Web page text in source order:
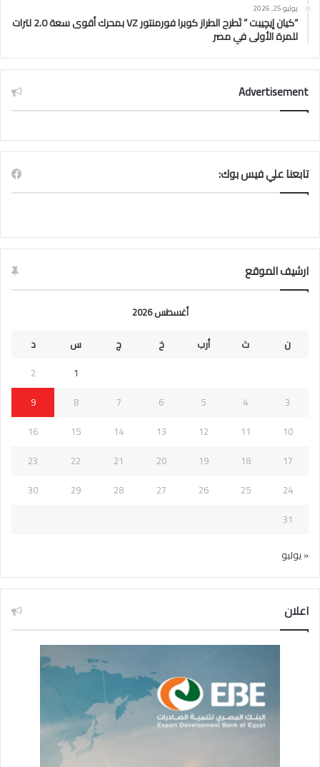
يوليو 25, 2026
“كيان إيچيبت ” تَطرح الطراز كوبرا فورمنتور VZ بمحرك أقوى سعة 2.0 لترات
للمرة الأولى في مصر
Advertisement
تابعنا علي فيس بوك:
ارشيف الموقع
أغسطس 2026
ن
ث أرب خ ج س
د
1
2
3
4
5
6
7
8
9
10
11
12
13
14
15
16
17
18
19
20
21
22
23
24
25
26
27
28
29
30
31
« يوليو
اعلان